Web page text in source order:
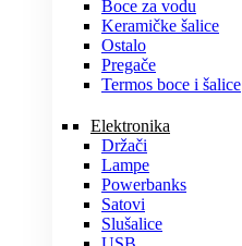
Boce za vodu
Keramičke šalice
Ostalo
Pregače
Termos boce i šalice
Elektronika
Držači
Lampe
Powerbanks
Satovi
Slušalice